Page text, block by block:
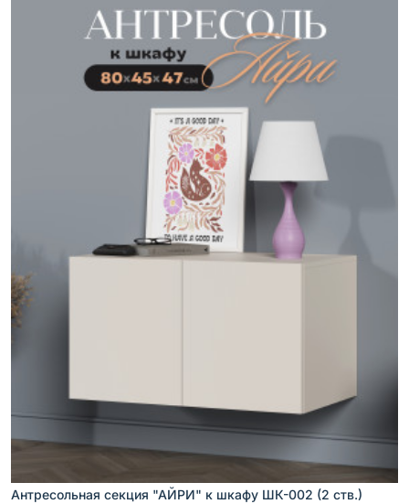
Антресольная секция "АЙРИ" к шкафу ШК-002 (2 ств.)